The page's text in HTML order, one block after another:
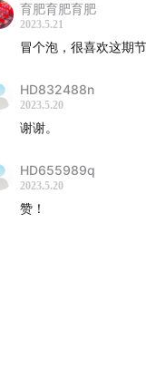
内容由 GPT-4 根
的主要观点，用列表
料科学与对人类文明的
材料包括生产使用的
时代等。
能源代表文明级别，
育肥育肥育肥
2023.5.21
冒个泡，很喜欢这期
HD832488n
2023.5.20
谢谢。
HD655989q
2023.5.20
赞！